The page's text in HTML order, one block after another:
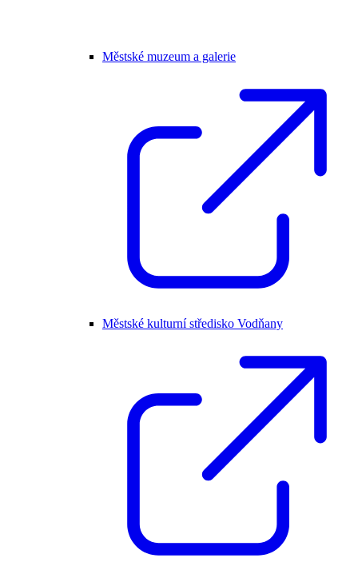
Městské muzeum a galerie
Městské kulturní středisko Vodňany